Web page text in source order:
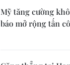
Mỹ tăng cường
báo mở rộng tấn